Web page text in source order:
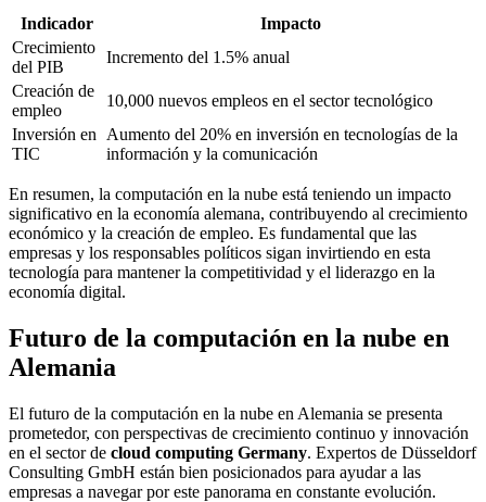
Indicador
Impacto
Crecimiento
del PIB
Incremento del 1.5% anual
Creación de
empleo
10,000 nuevos empleos en el sector tecnológico
Inversión en
TIC
Aumento del 20% en inversión en tecnologías de la
información y la comunicación
En resumen, la computación en la nube está teniendo un impacto
significativo en la economía alemana, contribuyendo al crecimiento
económico y la creación de empleo. Es fundamental que las
empresas y los responsables políticos sigan invirtiendo en esta
tecnología para mantener la competitividad y el liderazgo en la
economía digital.
Futuro de la computación en la nube en
Alemania
El futuro de la computación en la nube en Alemania se presenta
prometedor, con perspectivas de crecimiento continuo y innovación
en el sector de cloud computing Germany. Expertos de Düsseldorf
Consulting GmbH están bien posicionados para ayudar a las
empresas a navegar por este panorama en constante evolución.